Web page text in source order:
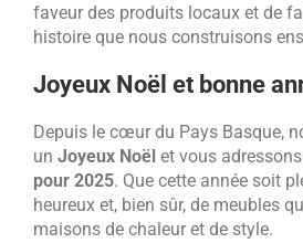
faveur des produits locaux et de
histoire que nous construisons
Joyeux Noël et bonne
Depuis le cœur du Pays Basque,
un Joyeux Noël et vous adressons
pour 2025. Que cette année soit
heureux et, bien sûr, de meubles
maisons de chaleur et de style.